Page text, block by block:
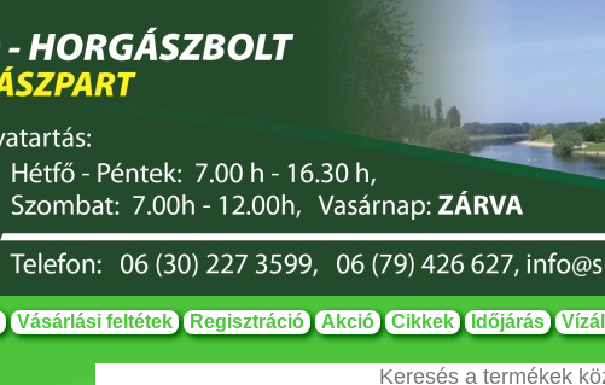
Vásárlási feltétek Regisztráció Akció Cikkek Időjárás